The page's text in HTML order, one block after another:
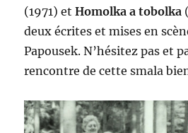
(1971) etHomolka a tobolka
deux écrites et mises en
Papousek. N’hésitez pas et
rencontre de cette smala